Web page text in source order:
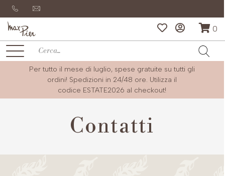
0
Per tutto il mese di luglio, spese gratuite su tutti gli
ordini! Spedizioni in 24/48 ore. Utilizza il
codice ESTATE2026 al checkout!
Contatti